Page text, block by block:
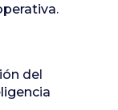
del